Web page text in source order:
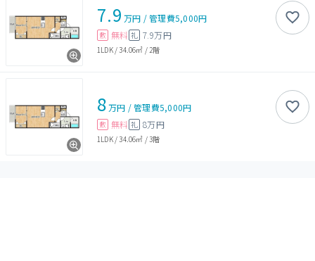
7.9 万円 /管理費5,000円
敷 無料 礼 7.9万円
1LDK/34.06㎡ / 2階
8万円 /管理費5,000円
敷 無料 礼 8万円
1LDK/34.06㎡ /3階